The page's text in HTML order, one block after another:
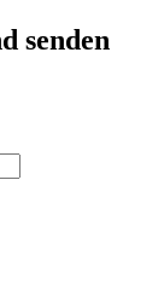
senden